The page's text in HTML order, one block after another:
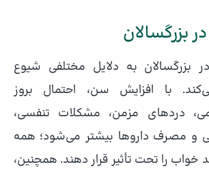
بزرگسالان
بزرگسالان به دلایل مختلفی شیوع
با افزایش سن، احتمال بروز
دردهای مزمن، مشکلات تنفسی،
و مصرف داروها بیشتر می‌شود؛ همه
خواب را تحت تأثیر قرار دهند. همچنین،